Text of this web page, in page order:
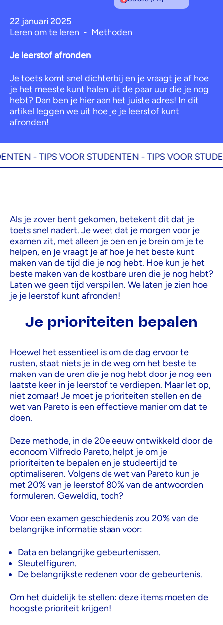
22 januari 2025
Leren om te leren - Methoden
Je leerstof afronden
Je toets komt snel dichterbij en je vraagt je af hoe
je het meeste kunt halen uit de paar uur die je nog
hebt? Dan ben je hier aan het juiste adres! In dit
artikel leggen we uit hoe je je leerstof kunt
afronden!
-TIPS VOOR STUDENTEN -TIPS VOOR
Als je zover bent gekomen, betekent dit dat je
toets snel nadert. Je weet dat je morgen voor je
examen zit, met alleen je pen en je brein om je te
helpen, en je vraagt je af hoe je het beste kunt
maken van de tijd die je nog hebt. Hoe kun je het
beste maken van de kostbare uren die je nog hebt?
Laten we geen tijd verspillen. We laten je zien hoe
je je leerstof kunt afronden!
Je prioriteiten bepalen
Hoewel het essentieel is om de dag ervoor te
rusten, staat niets je in de weg om het beste te
maken van de uren die je nog hebt door je nog een
laatste keer in je leerstof te verdiepen. Maar let op,
niet zomaar! Je moet je prioriteiten stellen en de
wet van Pareto is een effectieve manier om dat te
doen.
Deze methode, in de 20e eeuw ontwikkeld door de
econoom Vilfredo Pareto, helpt je om je
prioriteiten te bepalen en je studeertijd te
optimaliseren. Volgens de wet van Pareto kun je
met 20% van je leerstof 80% van de antwoorden
formuleren. Geweldig, toch?
Voor een examen geschiedenis zou 20% van de
belangrijke informatie staan voor:
Data en belangrijke gebeurtenissen.
Sleutelfiguren.
De belangrijkste redenen voor de gebeurtenis.
Om het duidelijk te stellen: deze items moeten de
hoogste prioriteit krijgen!